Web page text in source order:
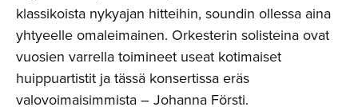
klassikoista nykyajan hitteihin, soundin ollessa aina
yhtyeelle omaleimainen. Orkesterin solisteina ovat
vuosien varrella toimineet useat kotimaiset
huippuartistit ja tässä konsertissa eräs
valovoimaisimmista – Johanna Försti.